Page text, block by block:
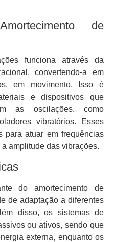
de
funciona através da
convertendo-a em
em movimento. Isso é
e dispositivos que
as oscilações, como
vibratórios. Esses
para atuar em frequências
amplitude das vibrações.
do amortecimento de
de adaptação a diferentes
disso, os sistemas de
ou ativos, sendo que
externa, enquanto os